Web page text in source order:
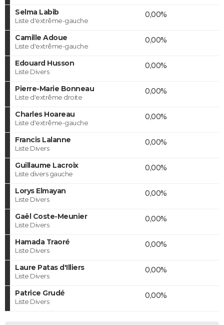
Selma Labib
Liste d'extrême-gauche
0,00%
Camille Adoue
Liste d'extrême-gauche
0,00%
Edouard Husson
Liste Divers
0,00%
Pierre-Marie Bonneau
Liste d'extrême droite
0,00%
Charles Hoareau
Liste d'extrême-gauche
0,00%
Francis Lalanne
Liste Divers
0,00%
Guillaume Lacroix
Liste divers gauche
0,00%
Lorys Elmayan
Liste Divers
0,00%
Gaël Coste-Meunier
Liste Divers
0,00%
Hamada Traoré
Liste Divers
0,00%
Laure Patas d'Illiers
Liste Divers
0,00%
Patrice Grudé
Liste Divers
0,00%